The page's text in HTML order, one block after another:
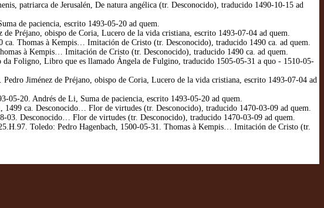
patriarca de Jerusalén, De natura angélica (tr. Desconocido), traducido 1490-10-15 ad
de paciencia, escrito 1493-05-20 ad quem.
Préjano, obispo de Coria, Lucero de la vida cristiana, escrito 1493-07-04 ad quem.
Thomas à Kempis… Imitación de Cristo (tr. Desconocido), traducido 1490 ca. ad quem.
à Kempis… Imitación de Cristo (tr. Desconocido), traducido 1490 ca. ad quem.
Foligno, Libro que es llamado Ángela de Fulgino, traducido 1505-05-31 a quo - 1510-05-
Jiménez de Préjano, obispo de Coria, Lucero de la vida cristiana, escrito 1493-07-04 ad
20. Andrés de Li, Suma de paciencia, escrito 1493-05-20 ad quem.
ca. Desconocido… Flor de virtudes (tr. Desconocido), traducido 1470-03-09 ad quem.
Desconocido… Flor de virtudes (tr. Desconocido), traducido 1470-03-09 ad quem.
Toledo: Pedro Hagenbach, 1500-05-31. Thomas à Kempis… Imitación de Cristo (tr.